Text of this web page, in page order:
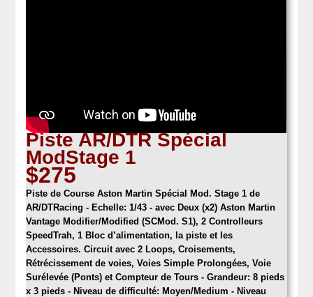
Piste AR/DTR Spécial
ModStage 1
$275
Piste de Course Aston Martin Spécial Mod. Stage 1 de
AR/DTRacing- Echelle: 1/43 - avec Deux (x2) Aston Martin
Vantage Modifier/Modified (SCMod. S1), 2 Controlleurs
SpeedTrah, 1 Bloc d’alimentation, la piste et les
Accessoires. Circuit avec 2 Loops, Croisements,
Rétrécissement de voies, Voies Simple Prolongées, Voie
Surélevée (Ponts) et Compteur de Tours - Grandeur: 8 pieds
x 3 pieds - Niveau de difficulté: Moyen/Medium - Niveau